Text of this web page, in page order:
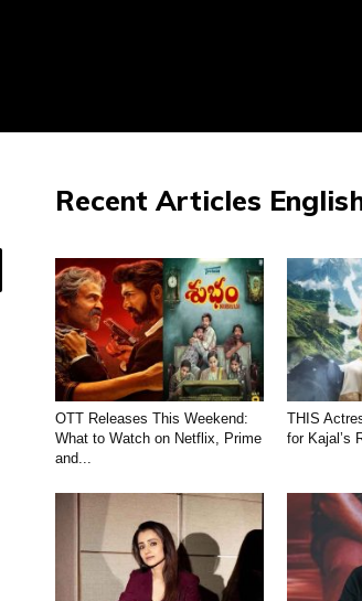
Recent Articles
OTT Releases This Weekend:
What to Watch on Netflix, Prime
and...
THIS
for Kajal’s